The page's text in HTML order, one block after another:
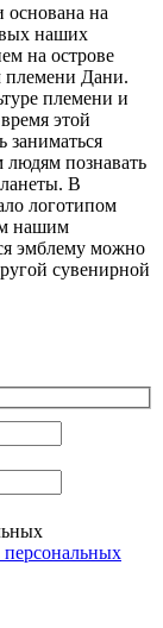
основана на
наших
на острове
племени Дани.
племени и
этой
заниматься
познавать
В
логотипом
нашим
эмблему можно
сувенирной